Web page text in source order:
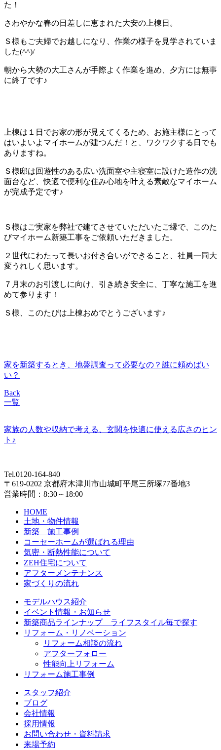
た！
さわやかな春の日差しに恵まれた大安の上棟日。
Ｓ様もご夫婦でお越しになり、作業の様子を見学されていま
した(^^)/
朝から大勢の大工さんが手際よく作業を進め、夕方には無事
に終了です♪
上棟は１日でお家の形が見えてくるため、お施主様にとって
はいよいよマイホームが建つんだ！と、ワクワクする日でも
ありますね。
Ｓ様邸は回遊性のある広い洗面室や主寝室に設けた造作の洗
面台など、快適で便利な住み心地を叶える素敵なマイホーム
が完成予定です♪
Ｓ様はご実家を弊社で建てさせていただいたご縁で、このた
びマイホーム新築工事をご依頼いただきました。
２世代にわたって長いお付き合いができること、社員一同大
変うれしく思います。
７月末のお引渡しに向け、引き続き安全に、丁寧な施工を進
めて参ります！
Ｓ様、このたびは上棟おめでとうございます♪
家を新築するとき、地盤調査って必要なの？誰に頼めばい
い？
Back
一覧
家族の人数や収納で考える、玄関を快適に使える広さのヒン
ト♪
Tel.0120-164-840
〒619-0202 京都府木津川市山城町平尾三所塚77番地3
営業時間：8:30～18:00
HOME
土地・物件情報
新築 施工事例
コーセーホームが選ばれる理由
気密・断熱性能について
ZEH住宅について
アフターメンテナンス
家づくりの流れ
モデルハウス紹介
イベント情報・お知らせ
新築商品ラインナップ ライフスタイル毎で探す
リフォーム・リノベーション
リフォーム相談の流れ
アフターフォロー
性能向上リフォーム
リフォーム施工事例
スタッフ紹介
ブログ
会社情報
採用情報
お問い合わせ・資料請求
来場予約